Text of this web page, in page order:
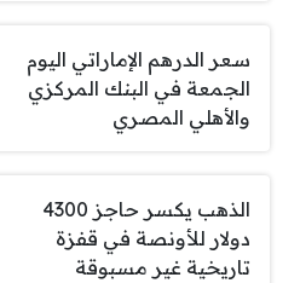
سعر الدرهم الإماراتي اليوم
الجمعة في البنك المركزي
والأهلي المصري
الذهب يكسر حاجز 4300
دولار للأونصة في قفزة
تاريخية غير مسبوقة